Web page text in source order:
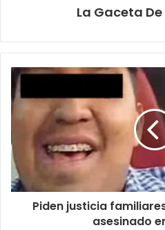
La Gaceta
Piden justicia
asesinado